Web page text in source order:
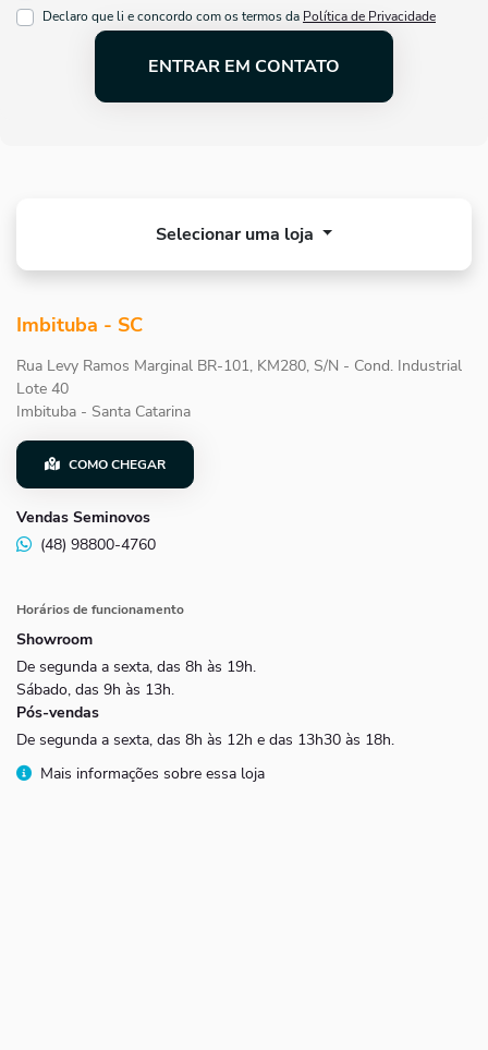
Declaro que li e concordo com os termos da Política de Privacidade
ENTRAR EM CONTATO
Selecionar uma loja
Imbituba - SC
Rua Levy Ramos Marginal BR-101, KM280, S/N - Cond. Industrial
Lote 40
Imbituba - Santa Catarina
COMO CHEGAR
Vendas Seminovos
(48) 98800-4760
Horários de funcionamento
Showroom
De segunda a sexta, das 8h às 19h.
Sábado, das 9h às 13h.
Pós-vendas
De segunda a sexta, das 8h às 12h e das 13h30 às 18h.
Mais informações sobre essa loja